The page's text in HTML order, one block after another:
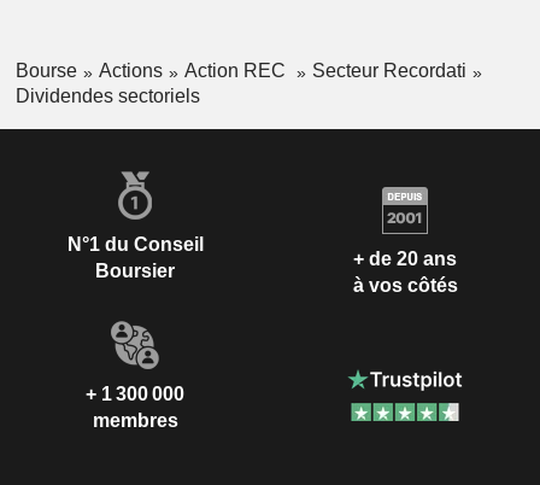
Bourse Actions Action REC
Secteur Recordati
Dividendes sectoriels
N°1 du Conseil
Boursier
+ de 20 ans
à vos côtés
+ 1 300 000
membres